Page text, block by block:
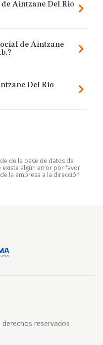
Aintzane Del Rio
de Aintzane
Del Rio
de la base de datos de
existe algún error por favor
la empresa a la dirección
reservados